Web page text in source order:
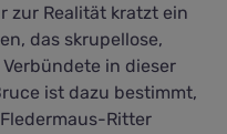
zur Realität kratzt ein
das skrupellose,
in dieser
ist dazu bestimmt,
Ritter